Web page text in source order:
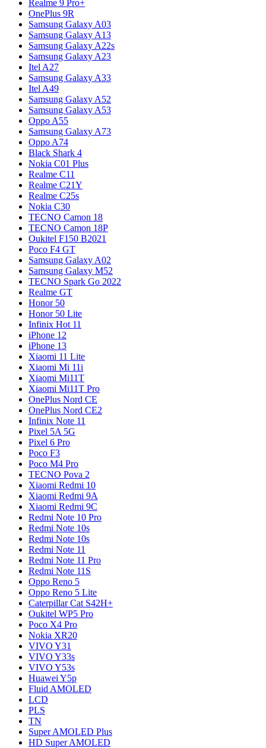
Realme 9 Pro+
OnePlus 9R
Samsung Galaxy A03
Samsung Galaxy A13
Samsung Galaxy A22s
Samsung Galaxy A23
Itel A27
Samsung Galaxy A33
Itel A49
Samsung Galaxy A52
Samsung Galaxy A53
Oppo A55
Samsung Galaxy A73
Oppo A74
Black Shark 4
Nokia C01 Plus
Realme C11
Realme C21Y
Realme C25s
Nokia C30
TECNO Camon 18
TECNO Camon 18P
Oukitel F150 B2021
Poco F4 GT
Samsung Galaxy A02
Samsung Galaxy M52
TECNO Spark Go 2022
Realme GT
Honor 50
Honor 50 Lite
Infinix Hot 11
iPhone 12
iPhone 13
Xiaomi 11 Lite
Xiaomi Mi 11i
Xiaomi Mi11T
Xiaomi Mi11T Pro
OnePlus Nord CE
OnePlus Nord CE2
Infinix Note 11
Pixel 5A 5G
Pixel 6 Pro
Poco F3
Poco M4 Pro
TECNO Pova 2
Xiaomi Redmi 10
Xiaomi Redmi 9A
Xiaomi Redmi 9C
Redmi Note 10 Pro
Redmi Note 10s
Redmi Note 10s
Redmi Note 11
Redmi Note 11 Pro
Redmi Note 11S
Oppo Reno 5
Oppo Reno 5 Lite
Caterpillar Cat S42H+
Oukitel WP5 Pro
Poco X4 Pro
Nokia XR20
VIVO Y31
VIVO Y33s
VIVO Y53s
Huawei Y5p
Fluid AMOLED
LCD
PLS
TN
Super AMOLED Plus
HD Super AMOLED